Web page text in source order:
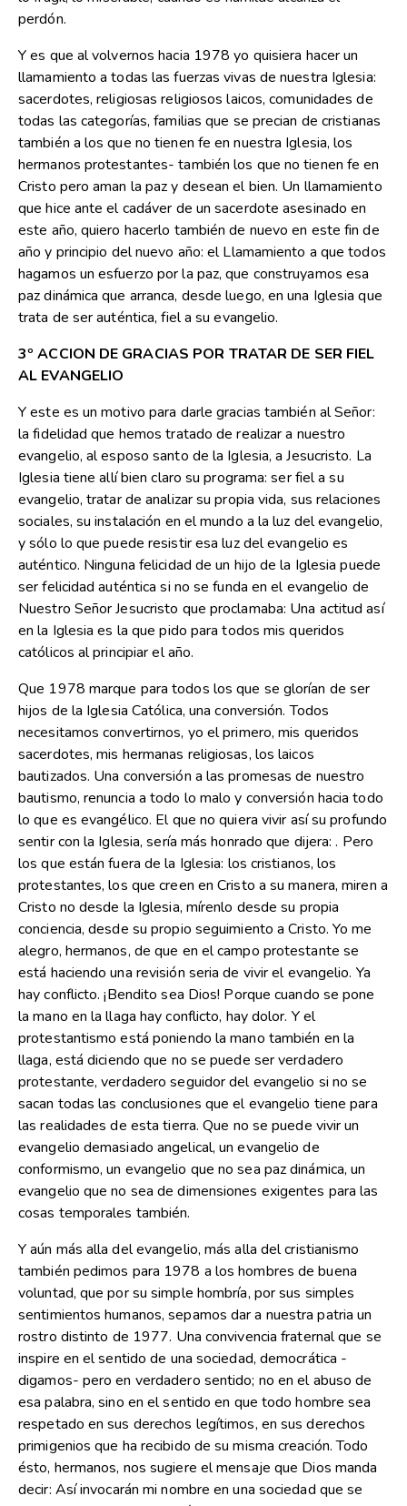
perdón.
Y es que al volvernos hacia 1978 yo quisiera hacer un
llamamiento a todas las fuerzas vivas de nuestra Iglesia:
sacerdotes, religiosas religiosos laicos, comunidades de
todas las categorías, familias que se precian de cristianas
también a los que no tienen fe en nuestra Iglesia, los
hermanos protestantes- también los que no tienen fe en
Cristo pero aman la paz y desean el bien. Un llamamiento
que hice ante el cadáver de un sacerdote asesinado en
este año, quiero hacerlo también de nuevo en este fin de
año y principio del nuevo año: el Llamamiento a que todos
hagamos un esfuerzo por la paz, que construyamos esa
paz dinámica que arranca, desde luego, en una Iglesia que
trata de ser auténtica, fiel a su evangelio.
3º ACCION DE GRACIAS POR TRATAR DE SER FIEL
AL EVANGELIO
Y este es un motivo para darle gracias también al Señor:
la fidelidad que hemos tratado de realizar a nuestro
evangelio, al esposo santo de la Iglesia, a Jesucristo. La
Iglesia tiene allí bien claro su programa: ser fiel a su
evangelio, tratar de analizar su propia vida, sus relaciones
sociales, su instalación en el mundo a la luz del evangelio,
y sólo lo que puede resistir esa luz del evangelio es
auténtico. Ninguna felicidad de un hijo de la Iglesia puede
ser felicidad auténtica si no se funda en el evangelio de
Nuestro Señor Jesucristo que proclamaba: Una actitud así
en la Iglesia es la que pido para todos mis queridos
católicos al principiar el año.
Que 1978 marque para todos los que se glorían de ser
hijos de la Iglesia Católica, una conversión. Todos
necesitamos convertirnos, yo el primero, mis queridos
sacerdotes, mis hermanas religiosas, los laicos
bautizados. Una conversión a las promesas de nuestro
bautismo, renuncia a todo lo malo y conversión hacia todo
lo que es evangélico. El que no quiera vivir así su profundo
sentir con la Iglesia, sería más honrado que dijera: . Pero
los que están fuera de la Iglesia: los cristianos, los
protestantes, los que creen en Cristo a su manera, miren a
Cristo no desde la Iglesia, mírenlo desde su propia
conciencia, desde su propio seguimiento a Cristo. Yo me
alegro, hermanos, de que en el campo protestante se
está haciendo una revisión seria de vivir el evangelio. Ya
hay conflicto. ¡Bendito sea Dios! Porque cuando se pone
la mano en la llaga hay conflicto, hay dolor. Y el
protestantismo está poniendo la mano también en la
llaga, está diciendo que no se puede ser verdadero
protestante, verdadero seguidor del evangelio si no se
sacan todas las conclusiones que el evangelio tiene para
las realidades de esta tierra. Que no se puede vivir un
evangelio demasiado angelical, un evangelio de
conformismo, un evangelio que no sea paz dinámica, un
evangelio que no sea de dimensiones exigentes para las
cosas temporales también.
Y aún más alla del evangelio, más alla del cristianismo
también pedimos para 1978 a los hombres de buena
voluntad, que por su simple hombría, por sus simples
sentimientos humanos, sepamos dar a nuestra patria un
rostro distinto de 1977. Una convivencia fraternal que se
inspire en el sentido de una sociedad, democrática -
digamos- pero en verdadero sentido; no en el abuso de
esa palabra, sino en el sentido en que todo hombre sea
respetado en sus derechos legítimos, en sus derechos
primigenios que ha recibido de su misma creación. Todo
ésto, hermanos, nos sugiere el mensaje que Dios manda
decir: Así invocarán mi nombre en una sociedad que se